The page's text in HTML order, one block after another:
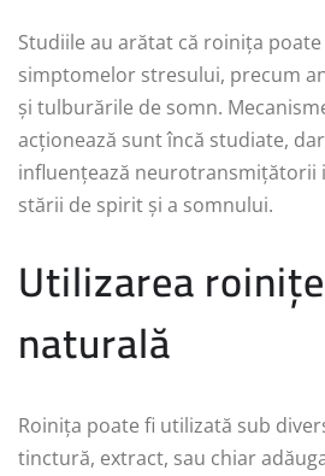
Studiile au arătat că roinița
simptomelor stresului, precum
și tulburările de somn.
acționează sunt încă studiate,
influențează neurotransmițătorii
stării de spirit și a somnului.
Utilizarea
naturală
Roinița poate fi utilizată sub
tinctură, extract, sau chiar